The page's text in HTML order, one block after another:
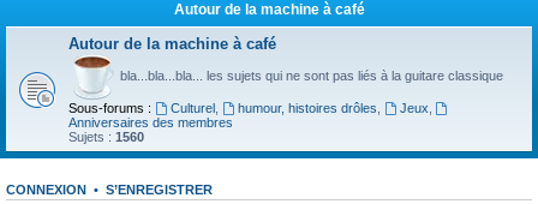
Autour de la machine à café
Autour de la machine à café
bla...bla...bla... les sujets qui ne sont pas liés à la guitare classique
Sous-forums : Culturel, humour, histoires drôles Jeux
Anniversaires des membres
Sujets : 1560
CONNEXION • S’ENREGISTRER